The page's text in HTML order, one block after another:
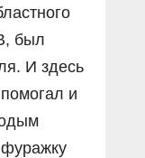
был
И здесь
и